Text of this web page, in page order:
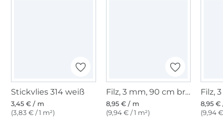
Stickvlies 314 weiß
3,45 € / m
(3,83 € / 1 m²)
Filz, 3 mm, 90 cm breit, hellgrün
8,95 € / m
(9,94 € / 1 m²)
8,95 €
(9,94